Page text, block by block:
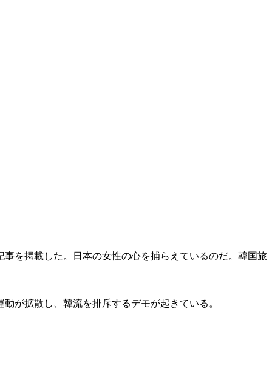
を掲載した。日本の女性の心を捕らえているのだ。韓国旅
が拡散し、韓流を排斥するデモが起きている。